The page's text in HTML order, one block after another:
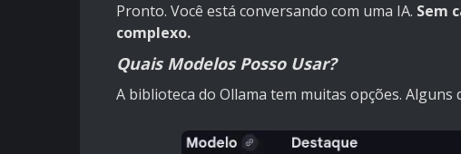
Pronto. Você está conversando com uma IA. Sem
complexo.
Quais Modelos Posso Usar?
A biblioteca do Ollama tem muitas opções. Alguns